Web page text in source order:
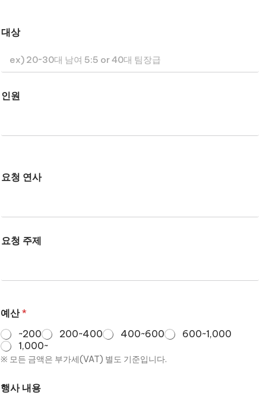
대상
인원
요청 연사
요청 주제
예산*
~200
200~400 400~600
600~1,000
1,000~
※ 모든 금액은 부가세(VAT) 별도 기준입니다.
행사 내용